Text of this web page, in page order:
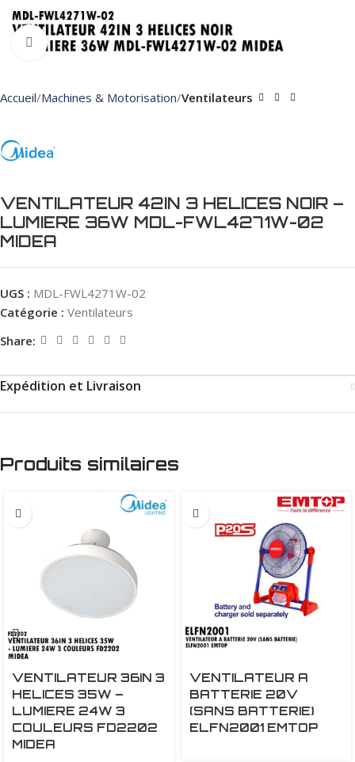
Click to enlarge
Accueil Machines & Motorisation Ventilateurs
VENTILATEUR 42IN 3 HELICES NOIR –
LUMIERE 36W MDL-FWL4271W-02
MIDEA
UGS : MDL-FWL4271W-02
Catégorie : Ventilateurs
Share:
Expédition et Livraison
Produits similaires
VENTILATEUR 36IN 3
HELICES 35W –
LUMIERE 24W 3
COULEURS FD2202
MIDEA
VENTILATEUR A
BATTERIE 20V
(SANS BATTERIE)
ELFN2001 EMTOP